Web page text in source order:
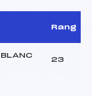
Rang
23